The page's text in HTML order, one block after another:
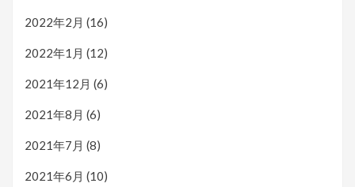
2022年2月 (16)
2022年1月 (12)
2021年12月 (6)
2021年8月 (6)
2021年7月 (8)
2021年6月 (10)